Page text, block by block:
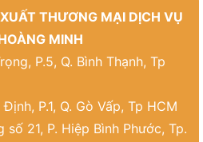
THƯƠNG MẠI DỊCH VỤ
MINH
P.5, Q. Bình Thạnh, Tp
P.1, Q. Gò Vấp, Tp HCM
21, P. Hiệp Bình Phước, Tp.